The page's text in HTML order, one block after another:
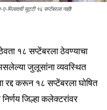
I've read and
ए-मिलादची सुट्टी १६ सप्टेंबरला नाही!
१८ सप्टेंबरला ठेवण्याचा
जुलूसांना व्यवस्थित
करून १८ सप्टेंबरला घोषित
जिल्हा कलेक्टरांवर